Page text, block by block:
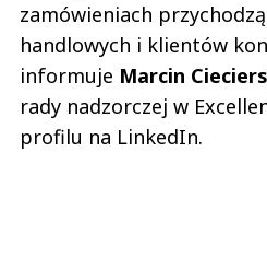
zamówieniach
handlowych i klientów
informuje Marcin
rady nadzorczej w
profilu na LinkedIn.